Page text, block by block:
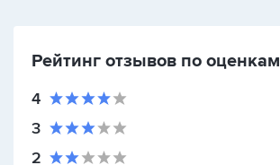
Рейтинг отзывов по оценкам
4
3
2